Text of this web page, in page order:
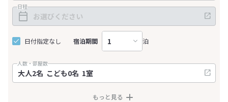
日程
日付指定なし 宿泊期間 泊
人数・部屋数
もっと見る